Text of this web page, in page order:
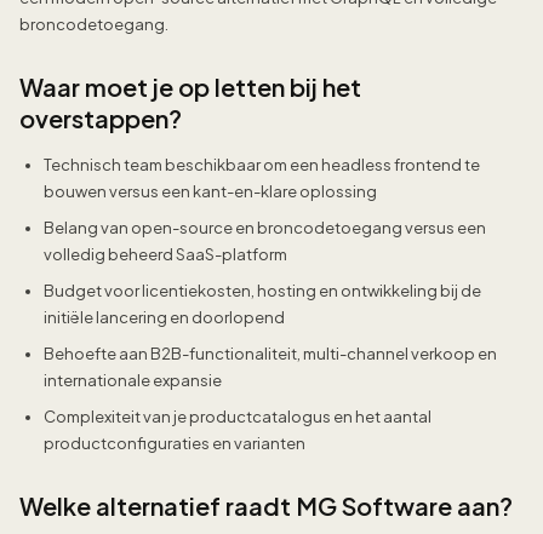
broncodetoegang.
Waar moet je op letten bij het
overstappen?
Technisch team beschikbaar om een headless frontend te
bouwen versus een kant-en-klare oplossing
Belang van open-source en broncodetoegang versus een
volledig beheerd SaaS-platform
Budget voor licentiekosten, hosting en ontwikkeling bij de
initiële lancering en doorlopend
Behoefte aan B2B-functionaliteit, multi-channel verkoop en
internationale expansie
Complexiteit van je productcatalogus en het aantal
productconfiguraties en varianten
Welke alternatief raadt MG Software aan?